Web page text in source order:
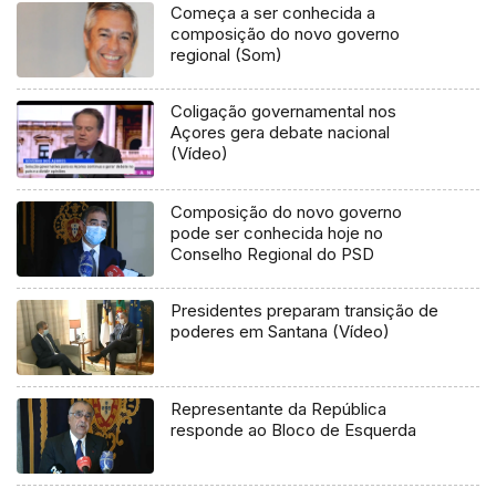
Começa a ser conhecida a
composição do novo governo
regional (Som)
Coligação governamental nos
Açores gera debate nacional
(Vídeo)
Composição do novo governo
pode ser conhecida hoje no
Conselho Regional do PSD
Presidentes preparam transição de
poderes em Santana (Vídeo)
Representante da República
responde ao Bloco de Esquerda